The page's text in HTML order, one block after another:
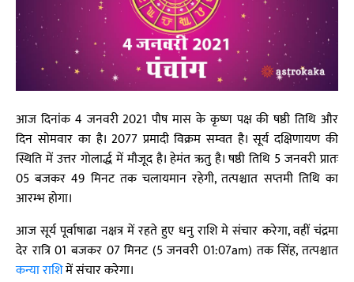
आज दिनांक 4 जनवरी 2021 पौष मास के कृष्ण पक्ष की षष्ठी तिथि और
दिन सोमवार का है। 2077 प्रमादी विक्रम सम्वत है। सूर्य दक्षिणायण की
स्थिति में उत्तर गोलार्द्ध में मौजूद है। हेमंत ऋतु है। षष्ठी तिथि 5 जनवरी प्रातः
05 बजकर 49 मिनट तक चलायमान रहेगी, तत्पश्चात सप्तमी तिथि का
आरम्भ होगा।
आज सूर्य पूर्वाषाढा नक्षत्र में रहते हुए धनु राशि मे संचार करेगा, वहीं चंद्रमा
देर रात्रि 01 बजकर 07 मिनट (5 जनवरी 01:07am) तक सिंह, तत्पश्चात
कन्या राशिमें संचार करेगा।